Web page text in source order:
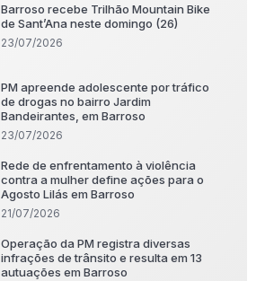
Barroso recebe Trilhão Mountain Bike
de Sant’Ana neste domingo (26)
23/07/2026
PM apreende adolescente por tráfico
de drogas no bairro Jardim
Bandeirantes, em Barroso
23/07/2026
Rede de enfrentamento à violência
contra a mulher define ações para o
Agosto Lilás em Barroso
21/07/2026
Operação da PM registra diversas
infrações de trânsito e resulta em 13
autuações em Barroso